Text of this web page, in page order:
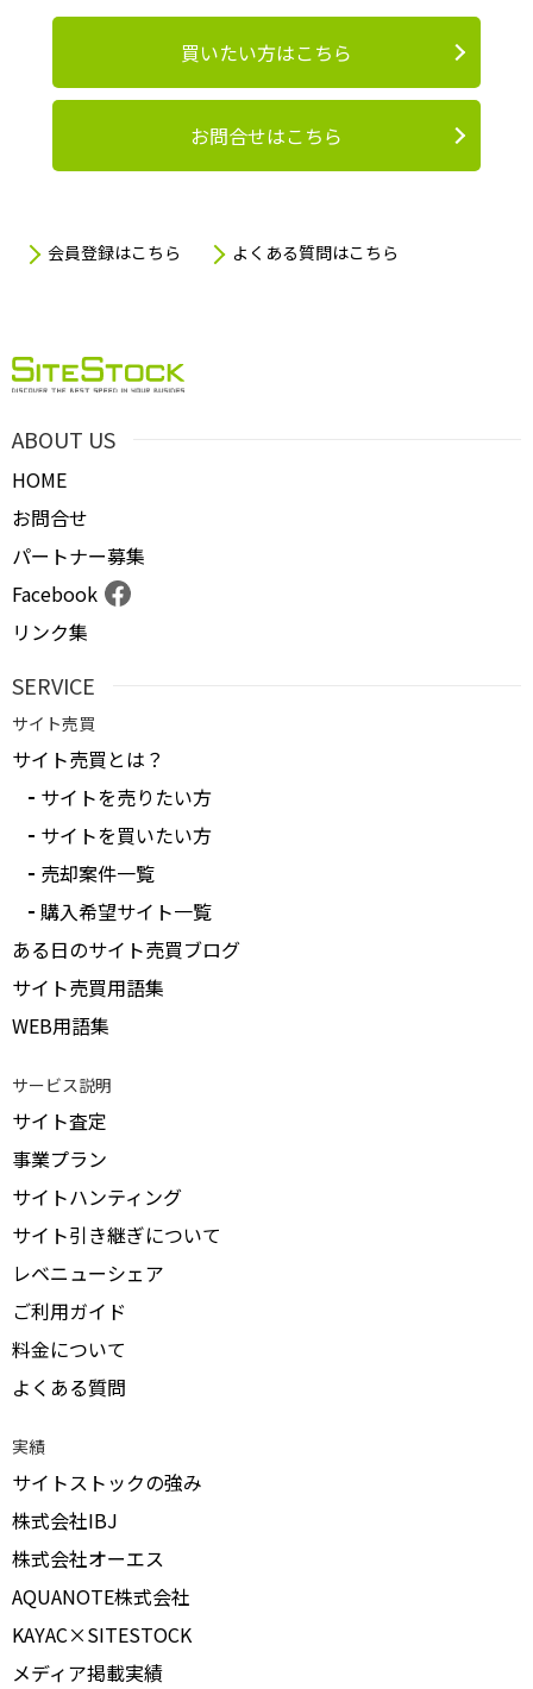
買いたい方はこちら
お問合せはこちら
会員登録はこちら よくある質問はこちら
ABOUT US
HOME
お問合せ
パートナー募集
Facebook
リンク集
SERVICE
サイト売買
サイト売買とは？
サイトを売りたい方
サイトを買いたい方
売却案件一覧
購入希望サイト一覧
ある日のサイト売買ブログ
サイト売買用語集
WEB用語集
サービス説明
サイト査定
事業プラン
サイトハンティング
サイト引き継ぎについて
レベニューシェア
ご利用ガイド
料金について
よくある質問
実績
サイトストックの強み
株式会社IBJ
株式会社オーエス
AQUANOTE株式会社
KAYAC×SITESTOCK
メディア掲載実績